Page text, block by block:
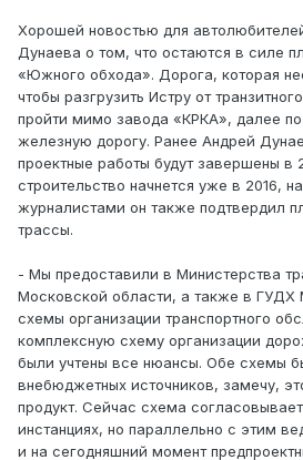
Хорошей новостью для
Дунаева о том, что остаются в силе
«Южного обхода». Дорога, которая
чтобы разгрузить Истру от
пройти мимо завода «КРКА», далее по
железную дорогу. Ранее Андрей
проектные работы будут завершены в
строительство начнется уже в 2016,
журналистами он также подтвердил
трассы.
- Мы предоставили в Министерства
Московской области, а также в ГУДХ
схемы организации транспортного
комплексную схему организации
были учтены все нюансы. Обе схемы
внебюджетных источников, замечу,
продукт. Сейчас схема
инстанциях, но параллельно с этим
и на сегодняшний момент